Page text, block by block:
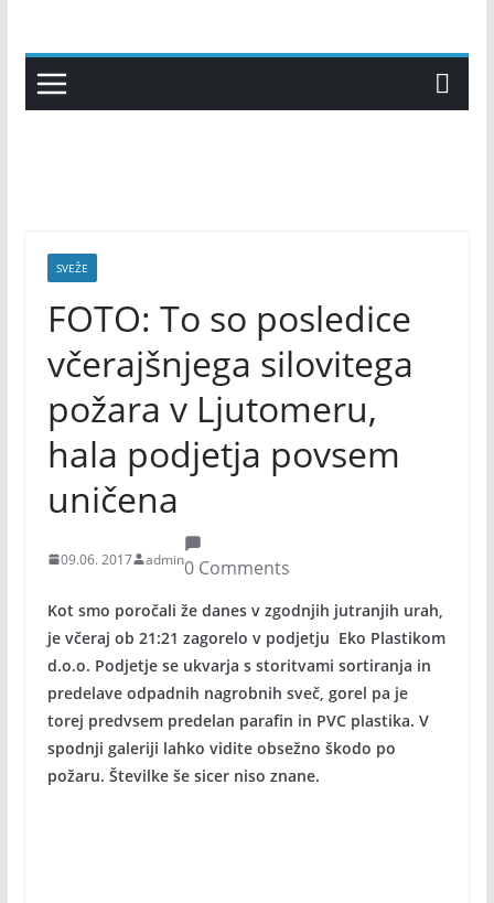
content
SVEŽE
FOTO: To so posledice
včerajšnjega silovitega
požara v Ljutomeru,
hala podjetja povsem
uničena
09.06. 2017 admin0 Comments
Kot smo poročali že danes v zgodnjih jutranjih urah,
je včeraj ob 21:21 zagorelo v podjetju Eko Plastikom
d.o.o. Podjetje se ukvarja s storitvami sortiranja in
predelave odpadnih nagrobnih sveč, gorel pa je
torej predvsem predelan parafin in PVC plastika. V
spodnji galeriji lahko vidite obsežno škodo po
požaru. Številke še sicer niso znane.